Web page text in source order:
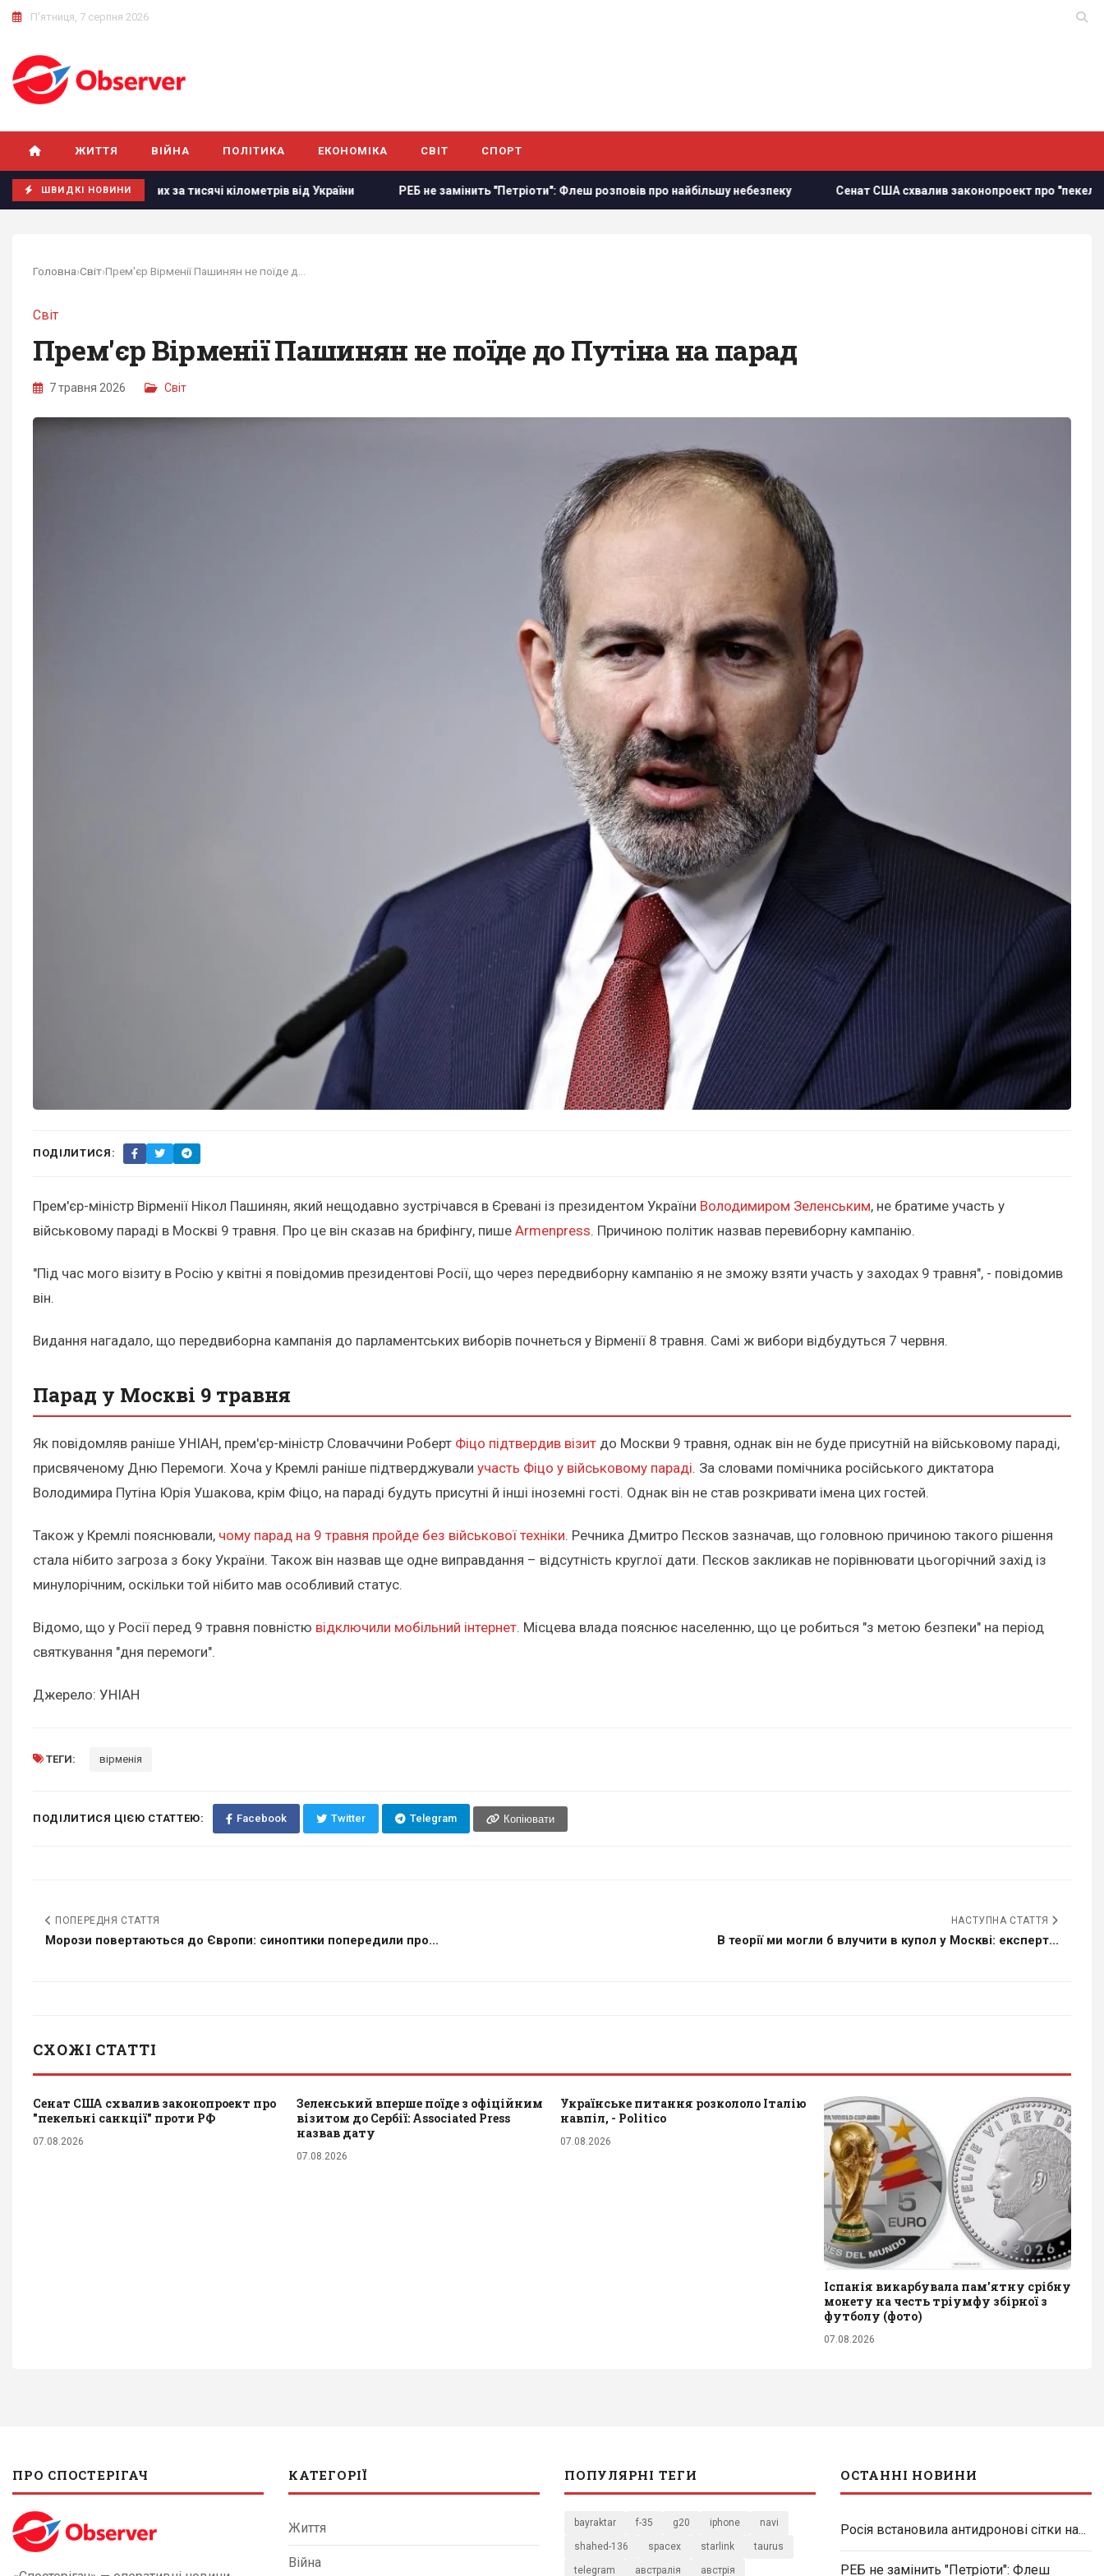
П'ятниця, 7 серпня 2026
ЖИТТЯ ВІЙНА ПОЛІТИКА ЕКОНОМІКА СВІТ СПОРТ
ШВИДКІ НОВИНИ
за тисячі кілометрів від України РЕБ не замінить "Петріоти": Флеш розповів про найбільшу небезпеку Сенат США схвалив законопроект про "пекельні санкції"
Головна›Світ›
Світ
Прем'єр Вірменії Пашинян не поїде до Путіна на парад
7 травня 2026 Світ
ПОДІЛИТИСЯ:
Прем'єр-міністр Вірменії Нікол Пашинян, який нещодавно зустрічався в Єревані із президентом України Володимиром Зеленським, не братиме участь у
військовому параді в Москві 9 травня. Про це він сказав на брифінгу, пише Armenpress. Причиною політик назвав перевиборну кампанію.
"Під час мого візиту в Росію у квітні я повідомив президентові Росії, що через передвиборну кампанію я не зможу взяти участь у заходах 9 травня", - повідомив
він.
Видання нагадало, що передвиборна кампанія до парламентських виборів почнеться у Вірменії 8 травня. Самі ж вибори відбудуться 7 червня.
Парад у Москві 9 травня
Як повідомляв раніше УНІАН, прем'єр-міністр Словаччини Роберт Фіцо підтвердив візит до Москви 9 травня, однак він не буде присутній на військовому параді,
присвяченому Дню Перемоги. Хоча у Кремлі раніше підтверджували участь Фіцо у військовому параді. За словами помічника російського диктатора
Володимира Путіна Юрія Ушакова, крім Фіцо, на параді будуть присутні й інші іноземні гості. Однак він не став розкривати імена цих гостей.
Також у Кремлі пояснювали, чому парад на 9 травня пройде без військової техніки. Речника Дмитро Пєсков зазначав, що головною причиною такого рішення
стала нібито загроза з боку України. Також він назвав ще одне виправдання – відсутність круглої дати. Пєсков закликав не порівнювати цьогорічний захід із
минулорічним, оскільки той нібито мав особливий статус.
Відомо, що у Росії перед 9 травня повністю відключили мобільний інтернет. Місцева влада пояснює населенню, що це робиться "з метою безпеки" на період
святкування "дня перемоги".
Джерело: УНІАН
ТЕГИ: вірменія
ПОДІЛИТИСЯ ЦІЄЮ СТАТТЕЮ: Facebook Twitter Telegram Копіювати
ПОПЕРЕДНЯ СТАТТЯ
Морози повертаються до Європи: синоптики попередили про...
НАСТУПНА СТАТТЯ
В теорії ми могли б влучити в купол у Москві: експерт...
СХОЖІ СТАТТІ
Сенат США схвалив законопроект про
"пекельні санкції" проти РФ
07.08.2026
Зеленський вперше поїде з офіційним
візитом до Сербії: Associated Press
назвав дату
07.08.2026
Українське питання розкололо Італію
навпіл, - Politico
07.08.2026
Іспанія викарбувала пам'ятну срібну
монету на честь тріумфу збірної з
футболу (фото)
07.08.2026
ПРО СПОСТЕРІГАЧ КАТЕГОРІЇ
Життя
Війна
ПОПУЛЯРНІ ТЕГИ
bayraktar f-35 g20 iphone navi
shahed-136 spacex starlink taurus
telegram австралія австрія
ОСТАННІ НОВИНИ
Росія встановила антидронові сітки на...
РЕБ не замінить "Петріоти": Флеш